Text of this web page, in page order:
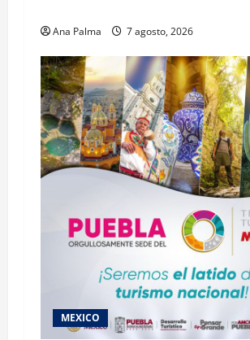
Ana Palma 7 agosto, 2026
MEXICO